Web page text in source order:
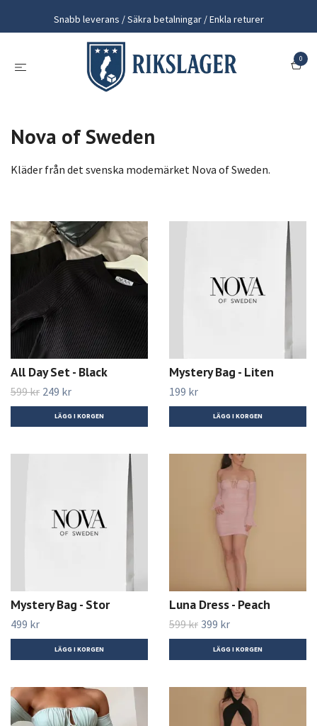
Snabb leverans / Säkra betalningar / Enkla returer
0
Nova of Sweden
Kläder från det svenska modemärket Nova of Sweden.
All Day Set - Black
599 kr 249 kr
LÄGG I KORGEN
Mystery Bag - Liten
199 kr
LÄGG I KORGEN
Mystery Bag - Stor
499 kr
LÄGG I KORGEN
Luna Dress - Peach
599 kr 399 kr
LÄGG I KORGEN